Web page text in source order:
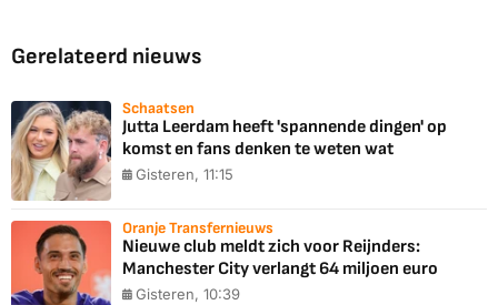
Gerelateerd nieuws
Schaatsen
Jutta Leerdam heeft 'spannende dingen' op
komst en fans denken te weten wat
Gisteren, 11:15
Oranje Transfernieuws
Nieuwe club meldt zich voor Reijnders:
Manchester City verlangt 64 miljoen euro
Gisteren, 10:39